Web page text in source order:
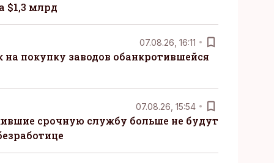
$1,3 млрд
07.08.26, 16:11
покупку заводов обанкротившейся
07.08.26, 15:54
срочную службу больше не будут